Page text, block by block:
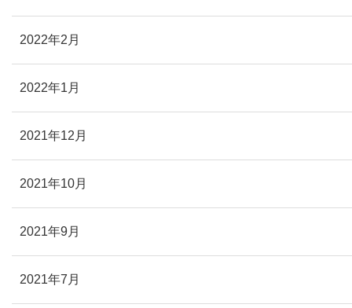
2022年2月
2022年1月
2021年12月
2021年10月
2021年9月
2021年7月